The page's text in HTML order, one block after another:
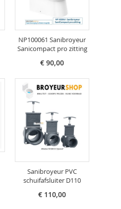
NP100061 Sanibroyeur
Sanicompact pro zitting
€ 90,00
Sanibroyeur PVC
schuifafsluiter D110
€ 110,00